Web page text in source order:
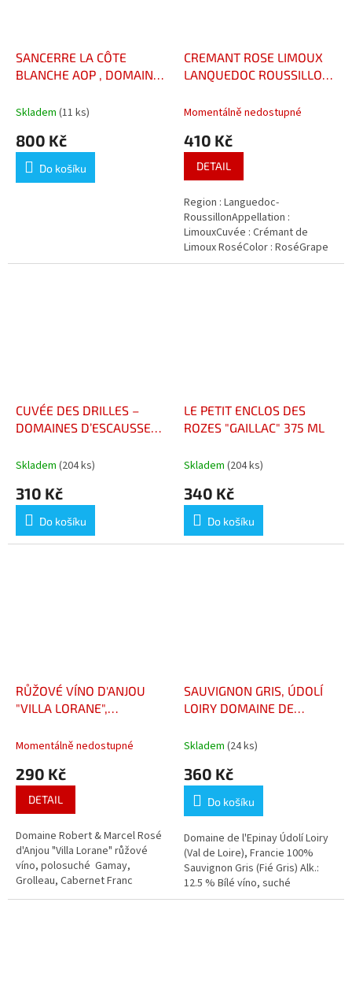
SANCERRE LA CÔTE
BLANCHE AOP , DOMAINE
Skladem (11 ks)
800 Kč
Do košíku
CREMANT ROSE LIMOUX
LANQUEDOC ROUSSILLON,
Momentálně nedostupné
410 Kč
DETAIL
Region : Languedoc-
RoussillonAppellation :
LimouxCuvée : Crémant de
Limoux RoséColor : RoséGrape
varieties : Chardonnay (30%) /
CUVÉE DES DRILLES –
DOMAINES D’ESCAUSSES
Skladem (204 ks)
310 Kč
Do košíku
LE PETIT ENCLOS DES
ROZES "GAILLAC" 375 ML
Skladem (204 ks)
340 Kč
Do košíku
RŮŽOVÉ VÍNO D'ANJOU
"VILLA LORANE",
ROBERT & MARCEL
Momentálně nedostupné
290 Kč
DETAIL
Domaine Robert & Marcel Rosé
d'Anjou "Villa Lorane" růžové
víno, polosuché Gamay,
Grolleau, Cabernet Franc
SAUVIGNON GRIS, ÚDOLÍ
LOIRY DOMAINE DE
Skladem (24 ks)
360 Kč
Do košíku
Domaine de l'Epinay Údolí Loiry
(Val de Loire), Francie 100%
Sauvignon Gris (Fié Gris) Alk.:
12.5 % Bílé víno, suché